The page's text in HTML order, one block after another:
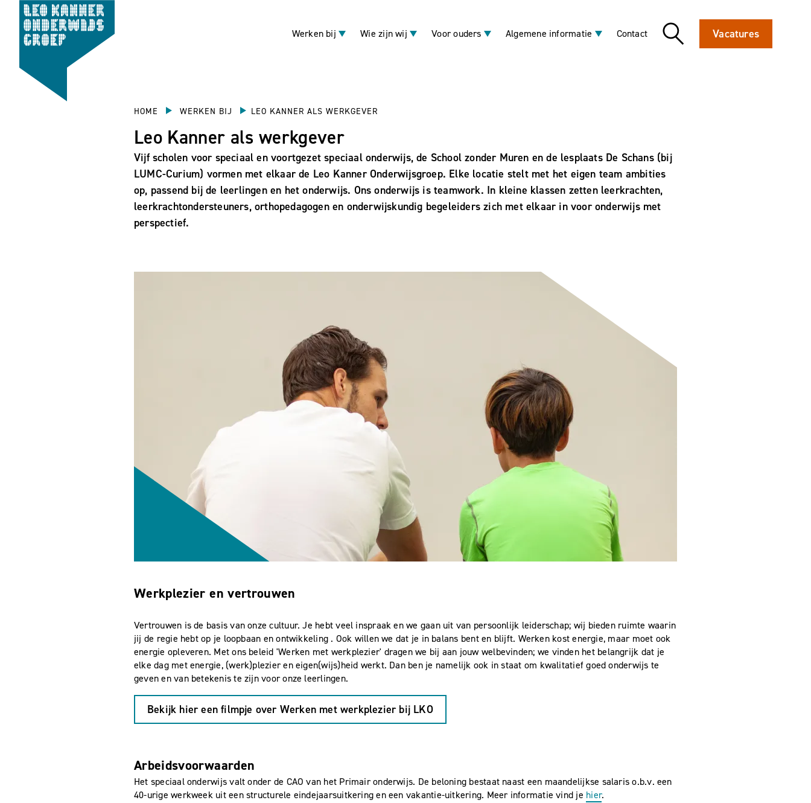
Werken bij Wie zijn wij Voor ouders Algemene informatie Contact Vacatures
HOME WERKEN BIJ LEO KANNER ALS WERKGEVER
Leo Kanner als werkgever
Vijf scholen voor speciaal en voortgezet speciaal onderwijs, de School zonder Muren en de lesplaats De Schans (bij
LUMC-Curium) vormen met elkaar de Leo Kanner Onderwijsgroep. Elke locatie stelt met het eigen team ambities
op, passend bij de leerlingen en het onderwijs. Ons onderwijs is teamwork. In kleine klassen zetten leerkrachten,
leerkrachtondersteuners, orthopedagogen en onderwijskundig begeleiders zich met elkaar in voor onderwijs met
perspectief.
Werkplezier en vertrouwen
Vertrouwen is de basis van onze cultuur. Je hebt veel inspraak en we gaan uit van persoonlijk leiderschap; wij bieden ruimte waarin
jij de regie hebt op je loopbaan en ontwikkeling . Ook willen we dat je in balans bent en blijft. Werken kost energie, maar moet ook
energie opleveren. Met ons beleid 'Werken met werkplezier' dragen we bij aan jouw welbevinden; we vinden het belangrijk dat je
elke dag met energie, (werk)plezier en eigen(wijs)heid werkt. Dan ben je namelijk ook in staat om kwalitatief goed onderwijs te
geven en van betekenis te zijn voor onze leerlingen.
Bekijk hier een filmpje over Werken met werkplezier bij LKO
Arbeidsvoorwaarden
Het speciaal onderwijs valt onder de CAO van het Primair onderwijs. De beloning bestaat naast een maandelijkse salaris o.b.v. een
40-urige werkweek uit een structurele eindejaarsuitkering en een vakantie-uitkering. Meer informatie vind je hier.